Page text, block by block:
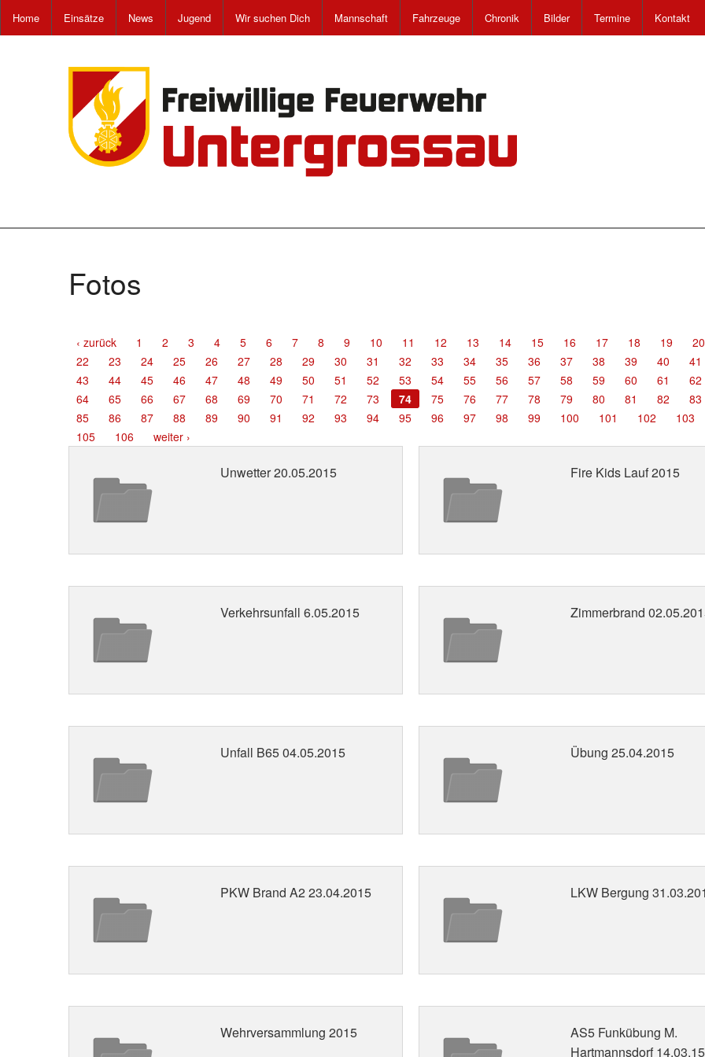
Home Einsätze News Jugend Wir suchen Dich Mannschaft Fahrzeuge Chronik Bilder Termine Kontakt
Fotos
‹ zurück 1 2 3 4 5 6 7 8 9 10 11 12 13 14 15 16 17 18 19
20
22
23 24 25 26 27 28 29 30 31 32 33 34 35 36 37 38 39 40
41
43
44 45 46 47 48 49 50 51 52 53 54 55 56 57 58 59 60 61
62
64
65 66 67 68 69 70 71 72 73 74 75 76 77 78 79 80 81 82
83
85
86 87 88 89 90 91 92 93 94 95 96 97 98 99 100 101 102
103
105
106 weiter ›
Unwetter 20.05.2015 Fire Kids Lauf 2015
Verkehrsunfall 6.05.2015 Zimmerbrand
Unfall B65 04.05.2015 Übung 25.04.2015
PKW Brand A2 23.04.2015 LKW Bergung
Wehrversammlung 2015
AS5 Funkübung M.
Hartmannsdorf 14.03.15